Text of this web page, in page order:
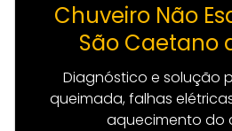
Chuveiro Não
São Caetano
Diagnóstico e solução
queimada, falhas
aquecimento do